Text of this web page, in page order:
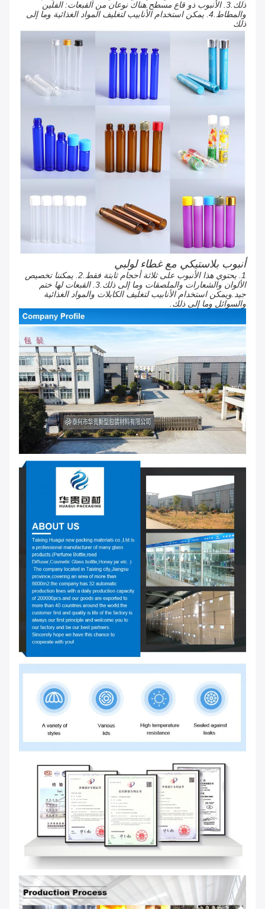
ذلك.3. الأنبوب ذو قاع مسطح.هناك نوعان من القبعات: الفلين
والمطاط.4. يمكن استخدام الأنابيب لتغليف المواد الغذائية وما إلى
ذلك
أنبوب بلاستيكي مع غطاء لولبي
1. يحتوي هذا الأنبوب على ثلاثة أحجام ثابتة فقط.2. يمكننا تخصيص
الألوان والشعارات والملصقات وما إلى ذلك.3. القبعات لها ختم
جيد.ويمكن استخدام الأنابيب لتغليف الكابلات والمواد الغذائية
والسوائل وما إلى ذلك.